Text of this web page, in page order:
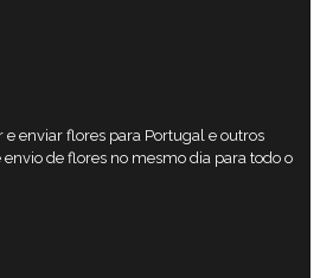
e enviar flores para Portugal e outros
de flores no mesmo dia para todo o